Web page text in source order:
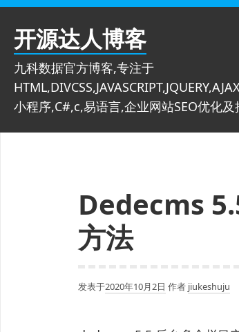
跳
开源达人博客
九科数据官方博客,专注于
小程序,C#,c,易语言,企业网站SEO优化
Dedecms
方法
发表于2020年10月2日 作者 jiukeshuju